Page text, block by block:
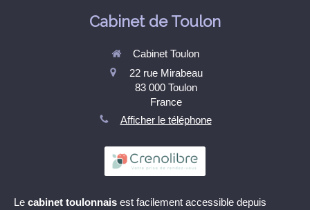
Cabinet de Toulon
Cabinet Toulon
22 rue Mirabeau
83 000 Toulon
France
Afficher le téléphone
Le cabinet toulonnais est facilement accessible depuis